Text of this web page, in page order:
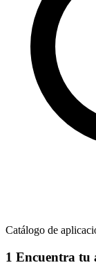
Catálogo de
1 Encuentra tu